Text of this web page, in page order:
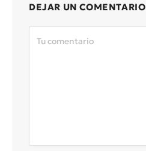
DEJAR UN COMENTARIO